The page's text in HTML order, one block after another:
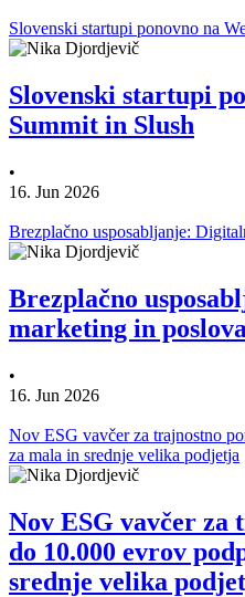
Slovenski startupi ponovno na
Slovenski startupi
Summit in Slush
•
16. Jun 2026
Brezplačno usposabljanje:
Brezplačno
marketing in
•
16. Jun 2026
Nov ESG vavčer za trajnostno
za mala in srednje velika podjetja
Nov ESG vavčer za
do 10.000 evrov
srednje velika